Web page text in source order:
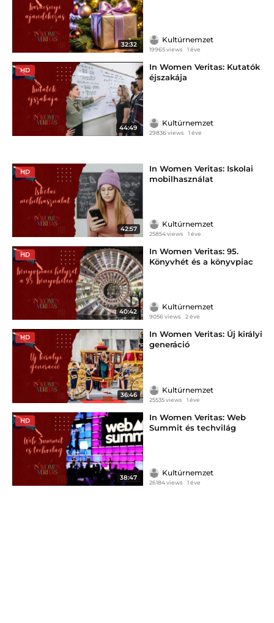
32:32
Kultúrnemzet
19965 views 1 éve
HD
44:49
In Women Veritas: Kutatók
éjszakája
Kultúrnemzet
29836 views 1 éve
HD
42:57
In Women Veritas: Iskolai
mobilhasználat
Kultúrnemzet
25854 views 1 éve
HD
40:42
In Women Veritas: 95.
Könyvhét és a könyvpiac
Kultúrnemzet
9056 views 2 éve
HD
36:46
In Women Veritas: Új királyi
generáció
Kultúrnemzet
25535 views 1 éve
HD
38:47
In Women Veritas: Web
Summit és techvilág
Kultúrnemzet
26184 views 1 éve